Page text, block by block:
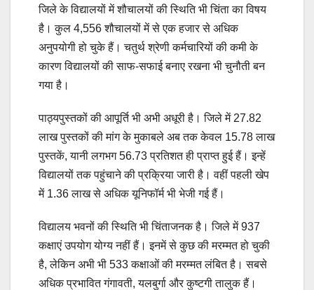
जिले के विद्यालयों में शौचालयों की स्थिति भी चिंता का विषय
है। कुल 4,556 शौचालयों में से एक हजार से अधिक
अनुपयोगी हो चुके हैं। चतुर्थ श्रेणी कर्मचारियों की कमी के
कारण विद्यालयों की साफ-सफाई बनाए रखना भी चुनौती बन
गया है।
पाठ्यपुस्तकों की आपूर्ति भी अभी अधूरी है। जिले में 27.82
लाख पुस्तकों की मांग के मुकाबले अब तक केवल 15.78 लाख
पुस्तकें, यानी लगभग 56.73 प्रतिशत ही प्राप्त हुई हैं। इन्हें
विद्यालयों तक पहुंचाने की प्रक्रिया जारी है। वहीं पहली खेप
में 1.36 लाख से अधिक यूनिफॉर्म भी भेजी गई हैं।
विद्यालय भवनों की स्थिति भी चिंताजनक है। जिले में 937
कक्षाएं उपयोग योग्य नहीं हैं। इनमें से कुछ की मरम्मत हो चुकी
है, लेकिन अभी भी 533 कक्षाओं की मरम्मत लंबित है। सबसे
अधिक प्रभावित गंगावती, यलबुर्गा और कुष्टगी तालुक हैं।